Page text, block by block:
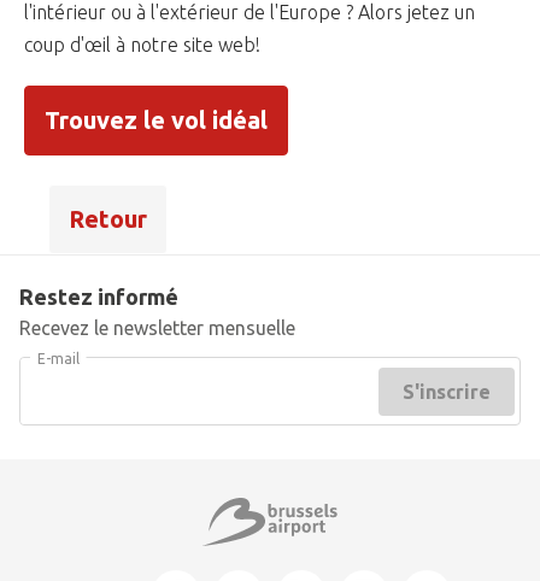
l'intérieur ou à l'extérieur de l'Europe ? Alors jetez un
coup d'œil à notre site web!
Trouvez le vol idéal
Retour